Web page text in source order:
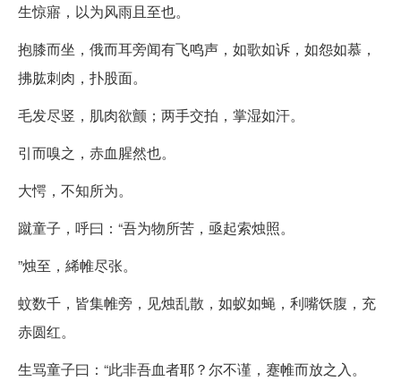
生惊寤，以为风雨且至也。
抱膝而坐，俄而耳旁闻有飞鸣声，如歌如诉，如怨如慕，
拂肱刺肉，扑股面。
毛发尽竖，肌肉欲颤；两手交拍，掌湿如汗。
引而嗅之，赤血腥然也。
大愕，不知所为。
蹴童子，呼曰：“吾为物所苦，亟起索烛照。
”烛至，絺帷尽张。
蚊数千，皆集帷旁，见烛乱散，如蚁如蝇，利嘴饫腹，充
赤圆红。
生骂童子曰：“此非吾血者耶？尔不谨，蹇帷而放之入。